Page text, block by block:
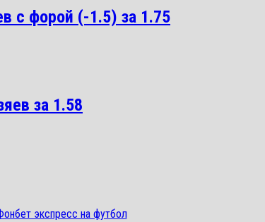
с форой (-1.5) за 1.75
за 1.58
экспресс на футбол